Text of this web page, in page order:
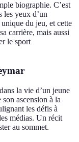
biographie. C’est
les yeux d’un
du jeu, et cette
carrière, mais aussi
le sport
la vie d’un jeune
ascension à la
les défis à
médias. Un récit
au sommet.